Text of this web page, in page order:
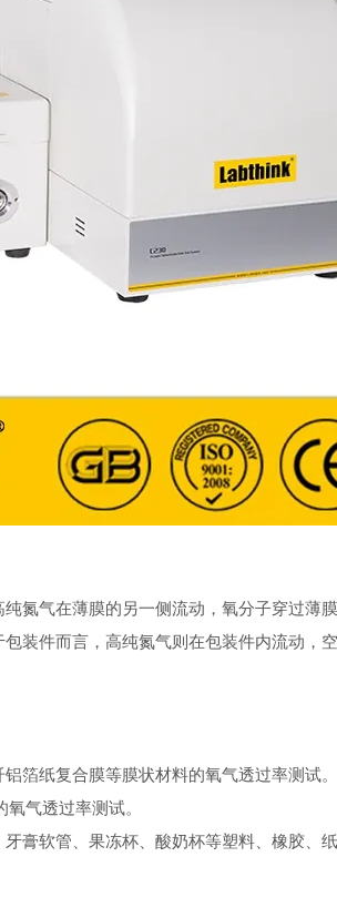
氮气在薄膜的另一侧流动，氧分子穿过薄
装件而言，高纯氮气则在包装件内流动，
箔纸复合膜等膜状材料的氧气透过率测试。
气透过率测试。
软管、果冻杯、酸奶杯等塑料、橡胶、